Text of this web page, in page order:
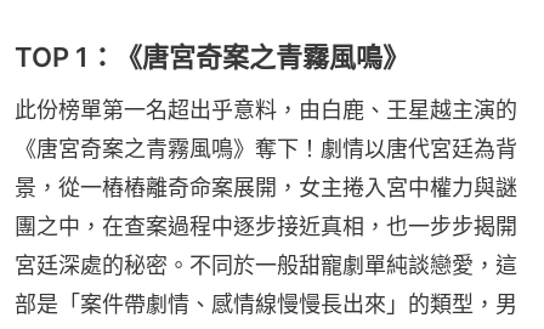
TOP 1：《唐宮奇案之青霧風鳴》
此份榜單第一名超出乎意料，由白鹿、王星越主演的
《唐宮奇案之青霧風鳴》奪下！劇情以唐代宮廷為背
景，從一樁樁離奇命案展開，女主捲入宮中權力與謎
團之中，在查案過程中逐步接近真相，也一步步揭開
宮廷深處的秘密。不同於一般甜寵劇單純談戀愛，這
部是「案件帶劇情、感情線慢慢長出來」的類型，男